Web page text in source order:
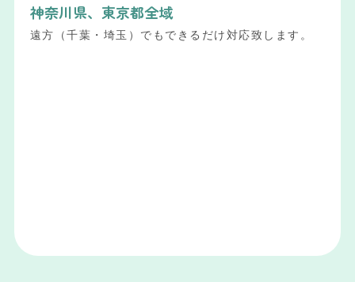
神奈川県、東京都全域
遠方（千葉・埼玉）でもできるだけ対応致します。